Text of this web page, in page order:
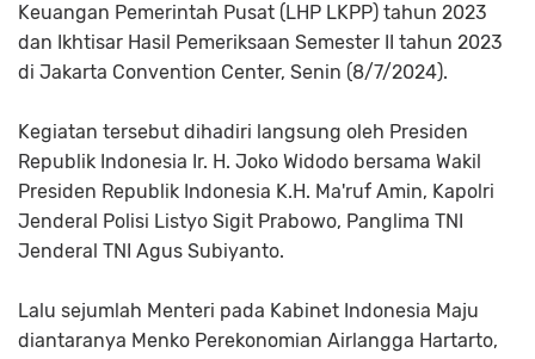
Keuangan Pemerintah Pusat (LHP LKPP) tahun 2023
dan Ikhtisar Hasil Pemeriksaan Semester II tahun 2023
di Jakarta Convention Center, Senin (8/7/2024).
Kegiatan tersebut dihadiri langsung oleh Presiden
Republik Indonesia Ir. H. Joko Widodo bersama Wakil
Presiden Republik Indonesia K.H. Ma'ruf Amin, Kapolri
Jenderal Polisi Listyo Sigit Prabowo, Panglima TNI
Jenderal TNI Agus Subiyanto.
Lalu sejumlah Menteri pada Kabinet Indonesia Maju
diantaranya Menko Perekonomian Airlangga Hartarto,